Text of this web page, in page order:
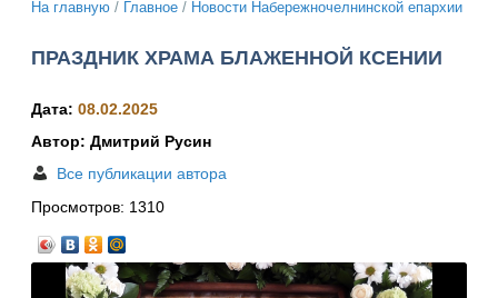
На главную / Главное / Новости Набережночелнинской епархии
ПРАЗДНИК ХРАМА БЛАЖЕННОЙ КСЕНИИ
Дата: 08.02.2025
Автор: Дмитрий Русин
Все публикации автора
Просмотров: 1310